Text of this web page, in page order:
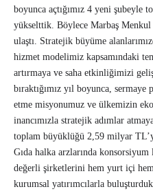
boyunca açtığımız 4 yeni şubeyle
yükselttik. Böylece Marbaş Menkul
ulaştı. Stratejik büyüme
hizmet modelimiz kapsamındaki
artırmaya ve saha etkinliğimizi
bıraktığımız yıl boyunca,
etme misyonumuz ve ülkemizin
inancımızla stratejik adımlar
toplam büyüklüğü 2,59 milyar
Gıda halka arzlarında
değerli şirketlerini hem yurt içi
kurumsal yatırımcılarla